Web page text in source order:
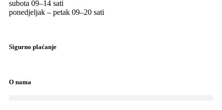
subota 09–14 sati
ponedjeljak – petak 09–20 sati
Sigurno plaćanje
O nama